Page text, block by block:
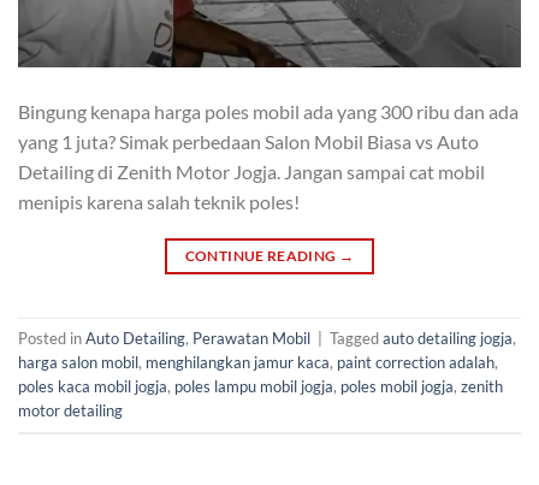
Bingung kenapa harga poles mobil ada yang 300 ribu dan ada
yang 1 juta? Simak perbedaan Salon Mobil Biasa vs Auto
Detailing di Zenith Motor Jogja. Jangan sampai cat mobil
menipis karena salah teknik poles!
CONTINUE READING →
Posted inAuto Detailing, Perawatan Mobil Taggedauto detailing jogja,
harga salon mobil, menghilangkan jamur kaca, paint correction adalah,
poles kaca mobil jogja, poles lampu mobil jogja, poles mobil jogja, zenith
motor detailing